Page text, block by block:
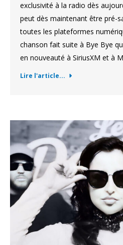
exclusivité à la radio dès
peut dès maintenant être pré-
toutes les plateformes
chanson fait suite à Bye Bye
en nouveauté à SiriusXM et à
Lire l'article...